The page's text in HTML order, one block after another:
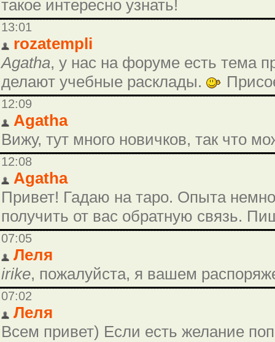
такое интересно узнать!
13:01
rozatempli
Agatha, у нас на форуме есть тема
делают учебные расклады.
12:09
Agatha
Вижу, тут много новичков, так что
12:08
Agatha
Привет! Гадаю на таро. Опыта
получить от вас обратную связь.
07:05
Леля
irike, пожалуйста, я вашем
07:02
Леля
Всем привет) Если есть желание